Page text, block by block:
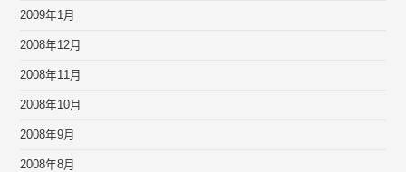
2009年1月
2008年12月
2008年11月
2008年10月
2008年9月
2008年8月